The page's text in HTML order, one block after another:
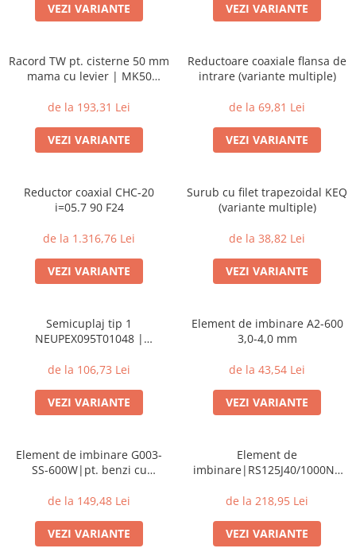
VEZI VARIANTE VEZI VARIANTE
Racord TW pt. cisterne 50 mm
mama cu levier | MK50
de la 193,31 Lei
VEZI VARIANTE
Reductoare coaxiale flansa de
intrare (variante multiple)
de la 69,81 Lei
VEZI VARIANTE
Reductor coaxial CHC-20
i=05.7 90 F24
de la 1.316,76 Lei
VEZI VARIANTE
Surub cu filet trapezoidal KEQ
(variante multiple)
de la 38,82 Lei
VEZI VARIANTE
Semicuplaj tip 1
NEUPEX095T01048 |
de la 106,73 Lei
VEZI VARIANTE
Element de imbinare A2-600
3,0-4,0 mm
de la 43,54 Lei
VEZI VARIANTE
Element de imbinare G003-
SS-600W|pt. benzi cu
de la 149,48 Lei
VEZI VARIANTE
Element de
imbinare|RS125J40/1000NC
de la 218,95 Lei
VEZI VARIANTE